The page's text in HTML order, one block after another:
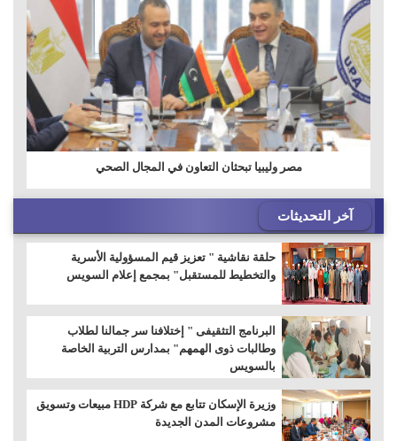
مصر وليبيا تبحثان التعاون في المجال الصحي
آخر التحديثات
حلقة نقاشية " تعزيز قيم المسؤولية الأسرية
والتخطيط للمستقبل" بمجمع إعلام السويس
البرنامج التثقيفى " إختلافنا سر جمالنا لطلاب
وطالبات ذوى الهمهم" بمدارس التربية الخاصة
بالسويس
وزيرة الإسكان تتابع مع شركة HDP مبيعات وتسويق
مشروعات المدن الجديدة